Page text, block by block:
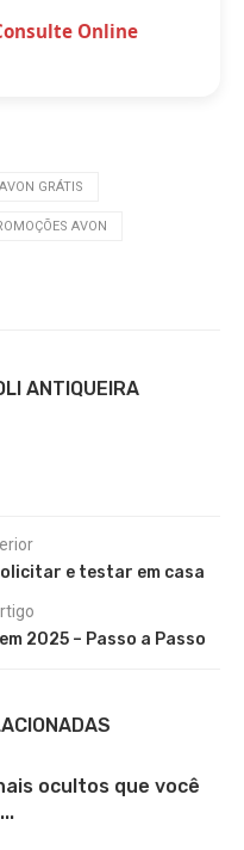
Online
GRÁTIS
AVON
ANTIQUEIRA
e testar em casa
2025 – Passo a Passo
ocultos que você